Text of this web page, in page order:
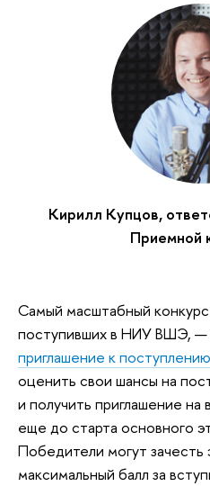
Кирилл Купцов,
Приемной
Самый масштабный
поступивших в НИУ ВШЭ, —
приглашение к
оценить свои шансы на
и получить приглашение
еще до старта основного
Победители могут зачесть
максимальный балл за